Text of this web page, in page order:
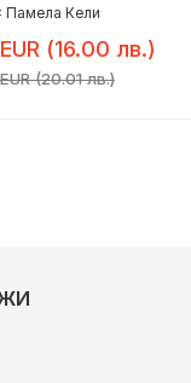
Памела Кели
(16.00 лв.)
(20.01 лв.)